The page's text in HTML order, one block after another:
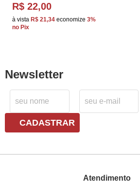
R$ 22,00
à vista R$ 21,34 economize 3%
no Pix
Newsletter
CADASTRAR
Atendimento